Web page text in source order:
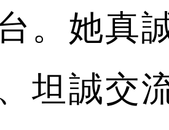
。她真
坦誠交